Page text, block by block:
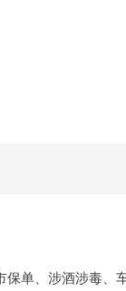
单、涉酒涉毒、